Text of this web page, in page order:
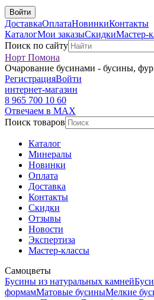
Войти
ДоставкаОплатаНовинкиКонтакты
КаталогМои заказыСкидкиМастер-
Поиск по сайту
Норт Помона
Очарование бусинами - бусины,
РегистрацияВойти
интернет-магазин
8 965 700 10 60
Отвечаем в MAX
Поиск товаров
Каталог
Минералы
Новинки
Оплата
Доставка
Контакты
Скидки
Отзывы
Новости
Экспертиза
Мастер-классы
Самоцветы
Бусины из натуральных камней
формамМатовые бусиныМелкие